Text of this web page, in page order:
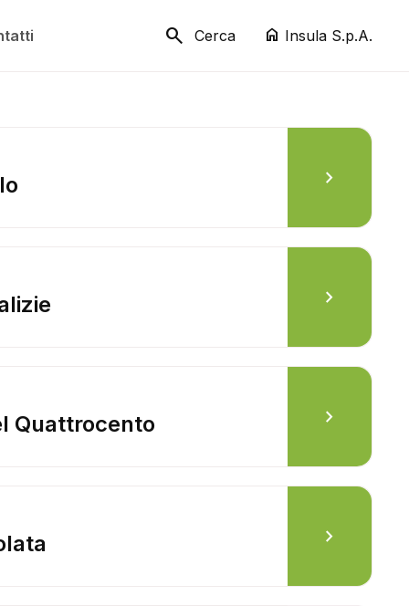
Cerca home Insula S.p.A.
chevron_right
chevron_right
Quattrocento chevron_right
chevron_right